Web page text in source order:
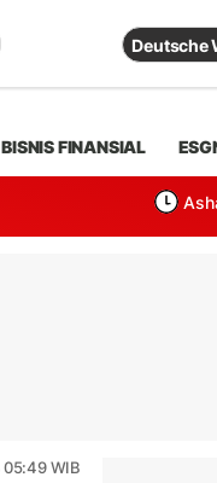
Deutsche
BISNIS FINANSIAL
05:49 WIB